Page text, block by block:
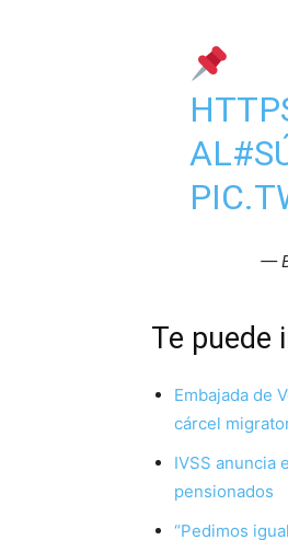
AL
—
Te puede
Embajada de
cárcel
IVSS anuncia
pensionados
“Pedimos